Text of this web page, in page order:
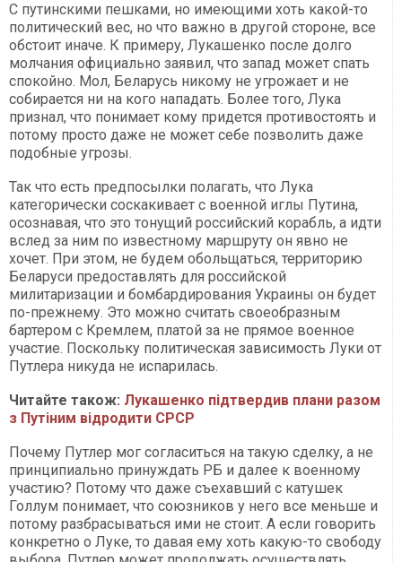
С путинскими пешками, но имеющими хоть какой-то
политический вес, но что важно в другой стороне, все
обстоит иначе. К примеру, Лукашенко после долго
молчания официально заявил, что запад может спать
спокойно. Мол, Беларусь никому не угрожает и не
собирается ни на кого нападать. Более того, Лука
признал, что понимает кому придется противостоять и
потому просто даже не может себе позволить даже
подобные угрозы.
Так что есть предпосылки полагать, что Лука
категорически соскакивает с военной иглы Путина,
осознавая, что это тонущий российский корабль, а идти
вслед за ним по известному маршруту он явно не
хочет. При этом, не будем обольщаться, территорию
Беларуси предоставлять для российской
милитаризации и бомбардирования Украины он будет
по-прежнему. Это можно считать своеобразным
бартером с Кремлем, платой за не прямое военное
участие. Поскольку политическая зависимость Луки от
Путлера никуда не испарилась.
Читайте також: Лукашенко підтвердив плани разом
з Путіним відродити СРСР
Почему Путлер мог согласиться на такую сделку, а не
принципиально принуждать РБ и далее к военному
участию? Потому что даже съехавший с катушек
Голлум понимает, что союзников у него все меньше и
потому разбрасываться ими не стоит. А если говорить
конкретно о Луке, то давая ему хоть какую-то свободу